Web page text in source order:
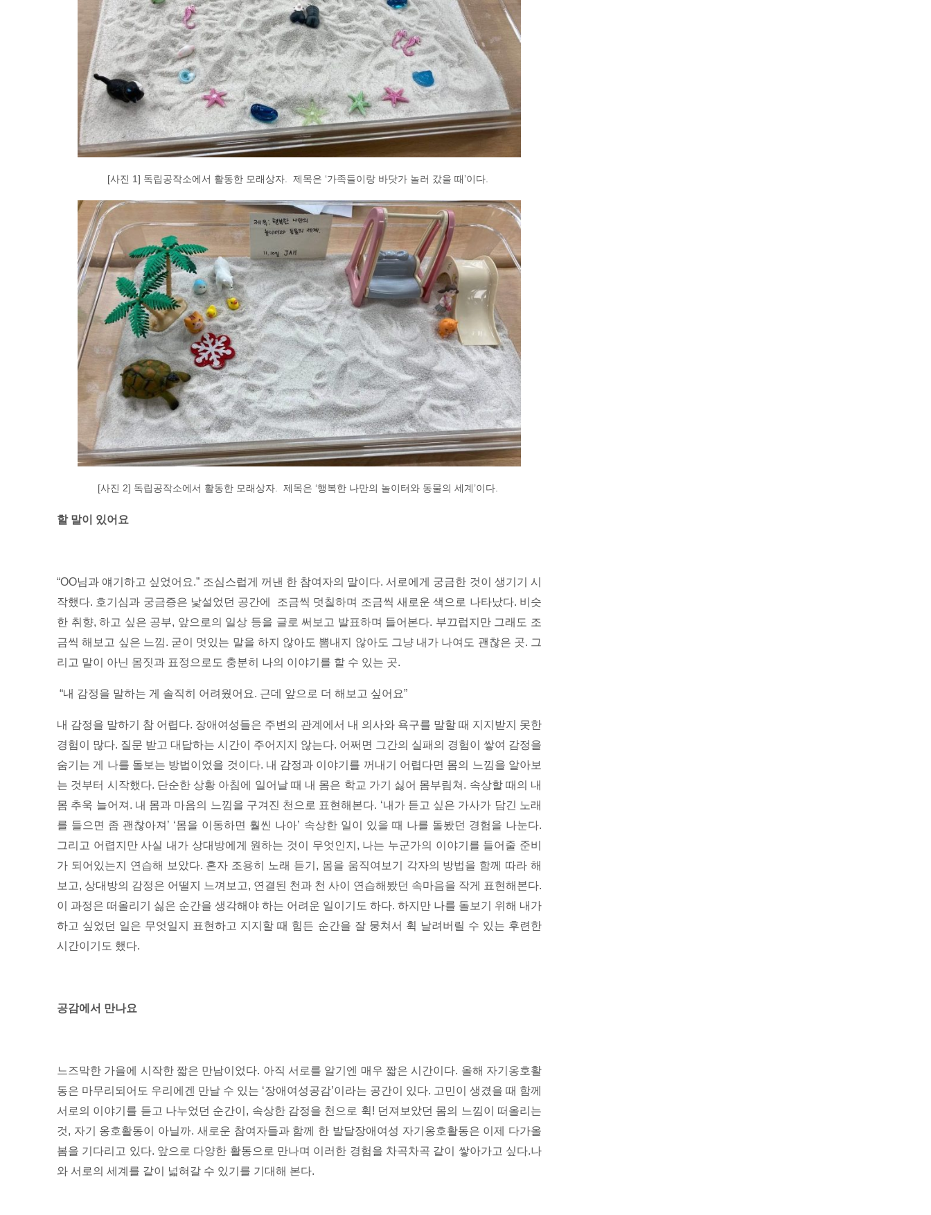
[사진 1] 독립공작소에서 활동한 모래상자. 제목은 ‘가족들이랑 바닷가 놀러 갔을 때’이다.
[사진 2] 독립공작소에서 활동한 모래상자. 제목은 ‘행복한 나만의 놀이터와 동물의 세계’이다.
할 말이 있어요
“OO님과 얘기하고 싶었어요.” 조심스럽게 꺼낸 한 참여자의 말이다. 서로에게 궁금한 것이 생기기 시
작했다. 호기심과 궁금증은 낯설었던 공간에 조금씩 덧칠하며 조금씩 새로운 색으로 나타났다. 비슷
한 취향, 하고 싶은 공부, 앞으로의 일상 등을 글로 써보고 발표하며 들어본다. 부끄럽지만 그래도 조
금씩 해보고 싶은 느낌. 굳이 멋있는 말을 하지 않아도 뽐내지 않아도 그냥 내가 나여도 괜찮은 곳. 그
리고 말이 아닌 몸짓과 표정으로도 충분히 나의 이야기를 할 수 있는 곳.
“내 감정을 말하는 게 솔직히 어려웠어요. 근데 앞으로 더 해보고 싶어요”
내 감정을 말하기 참 어렵다. 장애여성들은 주변의 관계에서 내 의사와 욕구를 말할 때 지지받지 못한
경험이 많다. 질문 받고 대답하는 시간이 주어지지 않는다. 어쩌면 그간의 실패의 경험이 쌓여 감정을
숨기는 게 나를 돌보는 방법이었을 것이다. 내 감정과 이야기를 꺼내기 어렵다면 몸의 느낌을 알아보
는 것부터 시작했다. 단순한 상황 아침에 일어날 때 내 몸은 학교 가기 싫어 몸부림쳐. 속상할 때의 내
몸 추욱 늘어져. 내 몸과 마음의 느낌을 구겨진 천으로 표현해본다. ‘내가 듣고 싶은 가사가 담긴 노래
를 들으면 좀 괜찮아져’ ‘몸을 이동하면 훨씬 나아’ 속상한 일이 있을 때 나를 돌봤던 경험을 나눈다.
그리고 어렵지만 사실 내가 상대방에게 원하는 것이 무엇인지, 나는 누군가의 이야기를 들어줄 준비
가 되어있는지 연습해 보았다. 혼자 조용히 노래 듣기, 몸을 움직여보기 각자의 방법을 함께 따라 해
보고, 상대방의 감정은 어떨지 느껴보고, 연결된 천과 천 사이 연습해봤던 속마음을 작게 표현해본다.
이 과정은 떠올리기 싫은 순간을 생각해야 하는 어려운 일이기도 하다. 하지만 나를 돌보기 위해 내가
하고 싶었던 일은 무엇일지 표현하고 지지할 때 힘든 순간을 잘 뭉쳐서 휙 날려버릴 수 있는 후련한
시간이기도 했다.
공감에서 만나요
느즈막한 가을에 시작한 짧은 만남이었다. 아직 서로를 알기엔 매우 짧은 시간이다. 올해 자기옹호활
동은 마무리되어도 우리에겐 만날 수 있는 ‘장애여성공감’이라는 공간이 있다. 고민이 생겼을 때 함께
서로의 이야기를 듣고 나누었던 순간이, 속상한 감정을 천으로 휙! 던져보았던 몸의 느낌이
떠올리는
것, 자기 옹호활동이 아닐까. 새로운 참여자들과 함께 한 발달장애여성 자기옹호활동은 이제 다가올
봄을 기다리고 있다. 앞으로 다양한 활동으로 만나며 이러한 경험을 차곡차곡 같이 쌓아가고 싶다.나
와 서로의 세계를 같이 넓혀갈 수 있기를 기대해 본다.